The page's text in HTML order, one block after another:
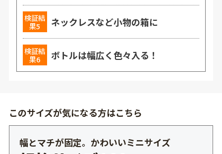
検証結
果5
ネックレスなど小物の箱に
検証結
果6
ボトルは幅広く色々入る！
このサイズが気になる方はこちら
幅とマチが固定。かわいいミニサイズ